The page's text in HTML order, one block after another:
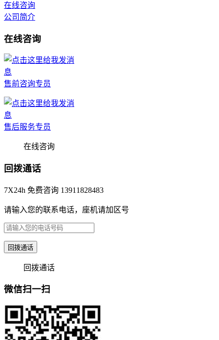
在线咨询
公司简介
在线咨询
售前咨询专员
售后服务专员
在线咨询
回拨通话
7X24h 免费咨询 13911828483
请输入您的联系电话，座机请加区号
回拨通话
回拨通话
微信扫一扫